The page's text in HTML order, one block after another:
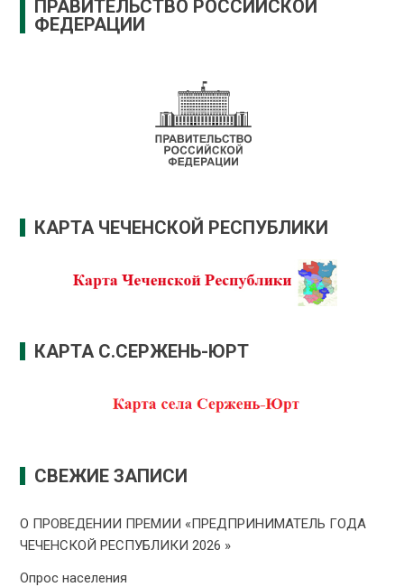
ПРАВИТЕЛЬСТВО РОССИЙСКОЙ
ФЕДЕРАЦИИ
КАРТА ЧЕЧЕНСКОЙ РЕСПУБЛИКИ
КАРТА С.СЕРЖЕНЬ-ЮРТ
СВЕЖИЕ ЗАПИСИ
О ПРОВЕДЕНИИ ПРЕMИИ «ПРЕДПРИНИМАТЕЛЬ ГОДА
ЧЕЧЕНСКОЙ РЕСПУБЛИКИ 2026 »
Опрос населения